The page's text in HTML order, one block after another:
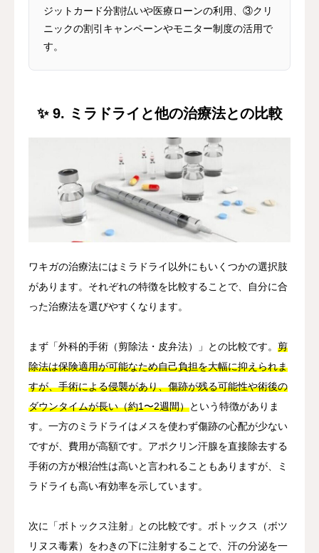
ジットカード分割払いや医療ローンの利用、③クリ
ニックの割引キャンペーンやモニター制度の活用で
す。
✨ 9. ミラドライと他の治療法との比較
ワキガの治療法にはミラドライ以外にもいくつかの選択肢
があります。それぞれの特徴を比較することで、自分に合
った治療法を選びやすくなります。
まず「外科的手術（剪除法・皮弁法）」との比較です。 剪
除法は保険適用が可能なため自己負担を大幅に抑えられま
すが、手術による侵襲があり、傷跡が残る可能性や術後の
ダウンタイムが長い（約1〜2週間）という特徴がありま
す。一方のミラドライはメスを使わず傷跡の心配が少ない
ですが、費用が高額です。アポクリン汗腺を直接除去する
手術の方が根治性は高いと言われることもありますが、ミ
ラドライも高い有効率を示しています。
次に「ボトックス注射」との比較です。ボトックス（ボツ
リヌス毒素）をわきの下に注射することで、汗の分泌を一